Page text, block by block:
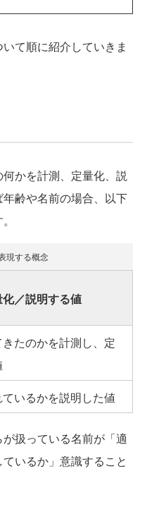
て順に紹介していきま
かを計測、定量化、説
齢や名前の場合、以下
現する概念
／説明する値
たのかを計測し、定
いるかを説明した値
扱っている名前が「適
いるか」意識すること